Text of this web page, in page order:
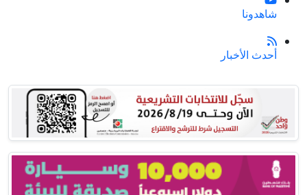
شاهدونا
أحدث الأخبار